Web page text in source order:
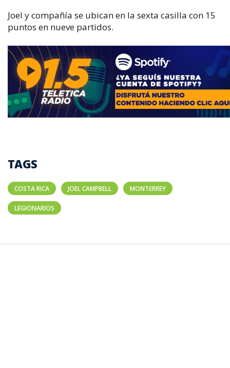
Joel y compañía se ubican en la sexta casilla con 15
puntos en nueve partidos.
TAGS
COSTA RICA JOEL CAMPBELL MONTERREY
LEGIONARIOS